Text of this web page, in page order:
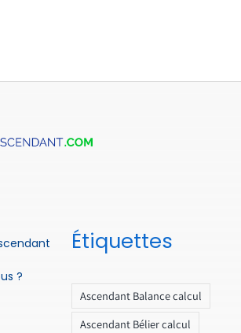
?
Étiquettes
Ascendant Balance calcul
Ascendant Bélier calcul